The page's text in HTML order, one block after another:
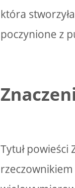
która
poczynione z
Tytuł powieści
rzeczownikiem